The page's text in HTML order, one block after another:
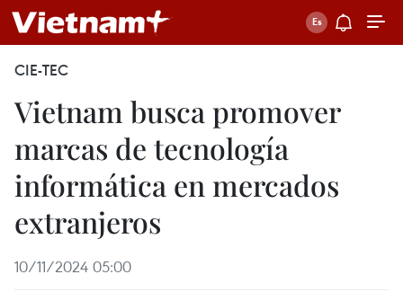
CIE-TEC
Vietnam busca promover
marcas de tecnología
informática en mercados
extranjeros
10/11/2024 05:00